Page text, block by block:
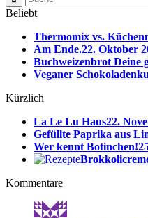
Beliebt
Thermomix vs.
Am Ende.22. Oktober
Buchweizenbrot Deine
Veganer
Kürzlich
La Le Lu Haus22.
Gefüllte Paprika aus
Wer kennt Botinchen!
Kommentare